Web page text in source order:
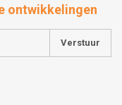
ontwikkelingen
Verstuur